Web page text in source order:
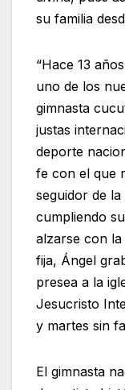
su familia
“Hace 13
uno de los
gimnasta
justas
deporte
fe con el que
seguidor de
cumpliendo
alzarse con
fija, Ángel
presea a la
Jesucristo
y martes sin
El gimnasta